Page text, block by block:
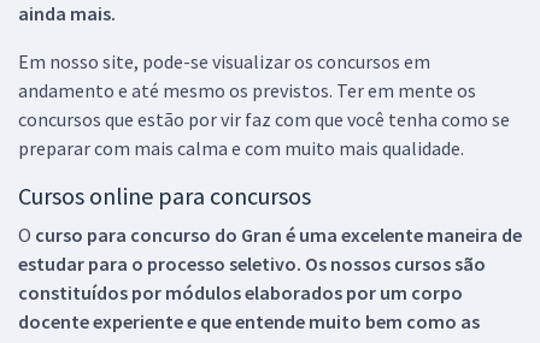
ainda mais.
Em nosso site, pode-se visualizar os concursos em
andamento e até mesmo os previstos. Ter em mente os
concursos que estão por vir faz com que você tenha como se
preparar com mais calma e com muito mais qualidade.
Cursos online para concursos
O curso para concurso do Gran é uma excelente maneira de
estudar para o processo seletivo. Os nossos cursos são
constituídos por módulos elaborados por um corpo
docente experiente e que entende muito bem como as